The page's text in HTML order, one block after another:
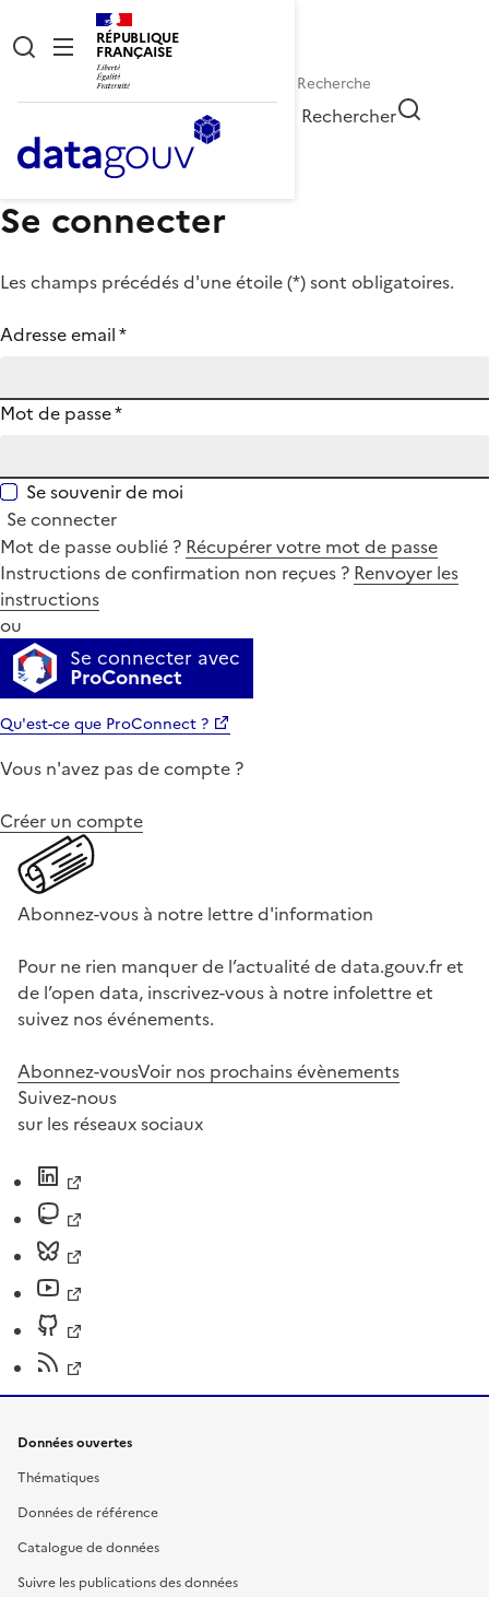
RÉPUBLIQUE
FRANÇAISE
Rechercher
Se connecter
Les champs précédés d'une étoile (*) sont obligatoires.
Adresse email*
Mot de passe*
Se souvenir de moi
Se connecter
Mot de passe oublié ? Récupérer votre mot de passe
Instructions de confirmation non reçues ? Renvoyer les
instructions
ou
Se connecter avec
ProConnect
Qu'est-ce que ProConnect ?
Vous n'avez pas de compte ?
Créer un compte
Abonnez-vous à notre lettre d'information
Pour ne rien manquer de l’actualité de data.gouv.fr et
de l’open data, inscrivez-vous à notre infolettre et
suivez nos événements.
Abonnez-vousVoir nos prochains évènements
Suivez-nous
sur les réseaux sociaux
Données ouvertes
Thématiques
Données de référence
Catalogue de données
Suivre les publications des données